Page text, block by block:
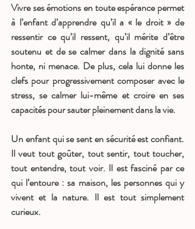
Vivre ses émotions en toute espérance permet
à l’enfant d’apprendre qu’il a « le droit » de
ressentir ce qu’il ressent, qu’il mérite d’être
soutenu et de se calmer dans la dignité sans
honte, ni menace. De plus, cela lui donne les
clefs pour progressivement composer avec le
stress, se calmer lui-même et croire en ses
capacités pour sauter pleinement dans la vie.
Un enfant qui se sent en sécurité est confiant.
Il veut tout goûter, tout sentir, tout toucher,
tout entendre, tout voir. Il est fasciné par ce
qui l’entoure : sa maison, les personnes qui y
vivent et la nature. Il est tout simplement
curieux.